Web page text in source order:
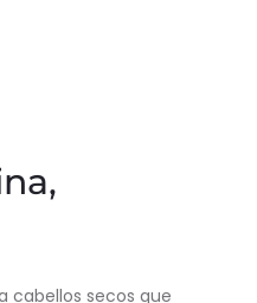
cabellos secos que